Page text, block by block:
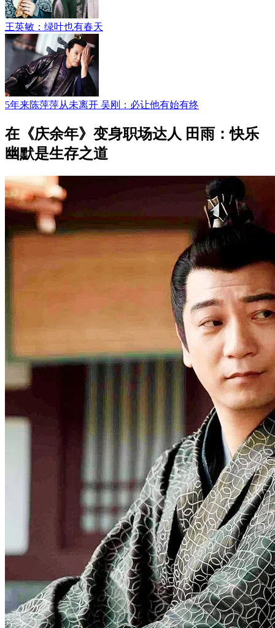
王英敏：绿叶也有春天
5年来陈萍萍从未离开 吴刚：必让他有始有终
在《庆余年》变身职场达人 田雨：快乐
幽默是生存之道